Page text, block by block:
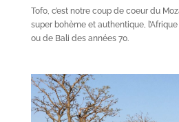
Tofo, c’est notre coup de coeur du
super bohème et authentique,
ou de Bali des années 70.